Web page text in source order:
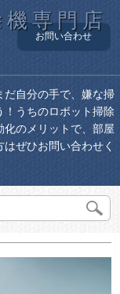
専門店
お問い合わせ
だ自分の手で、嫌な掃
！うちのロボット掃除
のメリットで、部屋
ぜひお問い合わせく